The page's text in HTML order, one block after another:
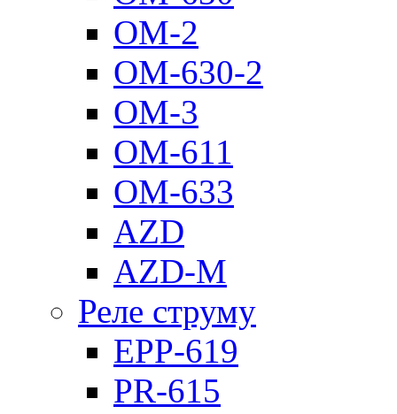
ОМ-2
ОМ-630-2
ОМ-3
ОМ-611
ОМ-633
AZD
AZD-M
Реле струму
EPP-619
PR-615